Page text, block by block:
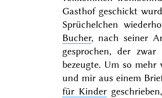
Gasthof geschickt
Sprüchelchen
Bucher, nach seiner
gesprochen, der
bezeugte. Um so
und mir aus einem
für Kinder